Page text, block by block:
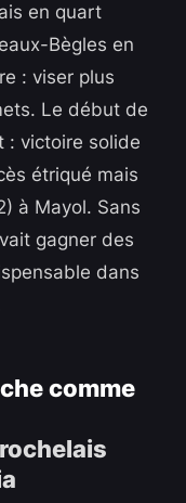
en quart
Bègles en
: viser plus
Le début de
: victoire solide
étriqué mais
à Mayol. Sans
gagner des
dans
comme